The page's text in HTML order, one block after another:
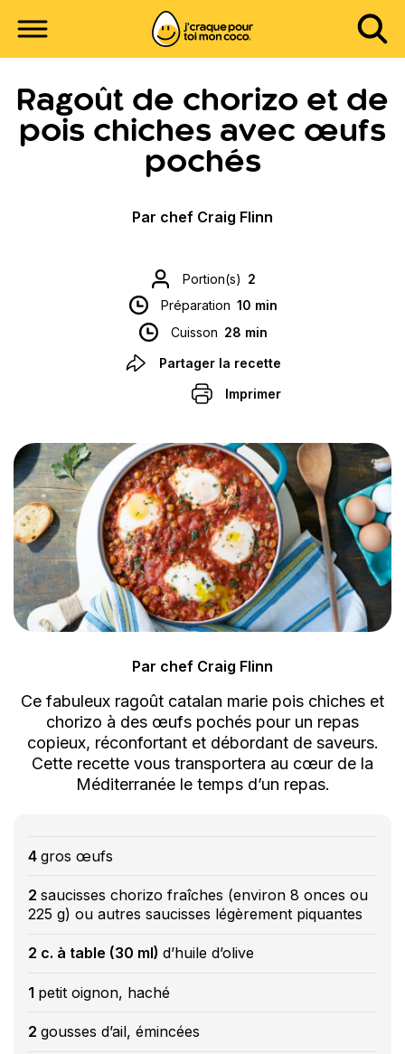
Ragoût de chorizo et de
pois chiches avec œufs
pochés
Par chef Craig Flinn
Portion(s) 2
Préparation 10 min
Cuisson 28 min
Partager la recette
Imprimer
Par chef Craig Flinn
Ce fabuleux ragoût catalan marie pois chiches et
chorizo à des œufs pochés pour un repas
copieux, réconfortant et débordant de saveurs.
Cette recette vous transportera au cœur de la
Méditerranée le temps d’un repas.
4 gros œufs
2 saucisses chorizo fraîches (environ 8 onces ou
225 g) ou autres saucisses légèrement piquantes
2 c. à table (30 ml) d’huile d’olive
1 petit oignon, haché
2 gousses d’ail, émincées